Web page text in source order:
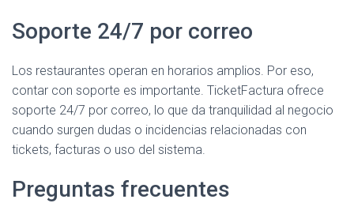
Soporte 24/7 por correo
Los restaurantes operan en horarios amplios. Por eso,
contar con soporte es importante. TicketFactura ofrece
soporte 24/7 por correo, lo que da tranquilidad al negocio
cuando surgen dudas o incidencias relacionadas con
tickets, facturas o uso del sistema.
Preguntas frecuentes